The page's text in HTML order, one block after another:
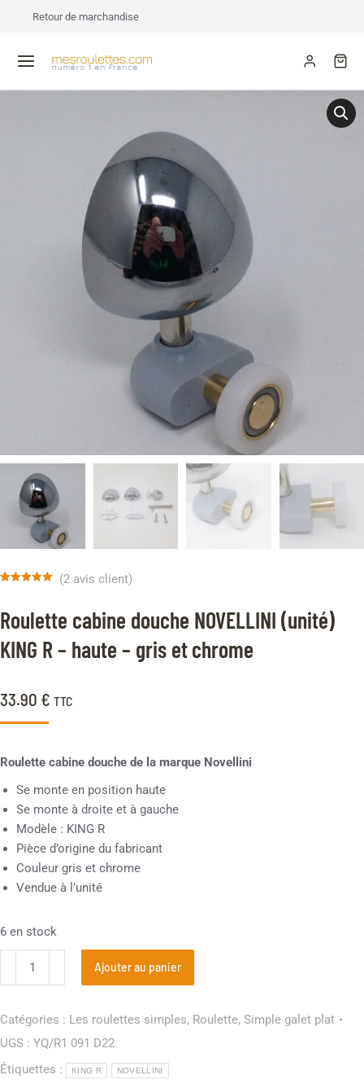
Retour de marchandise
Roulette cabine douche NOVELLINI (unité)
KING R – haute – gris et chrome
33.90 € TTC
sur
notations
(2avis client)
Roulette cabine douche de la marque Novellini
Se monte en position haute
Se monte à droite et à gauche
Modèle : KING R
Pièce d’origine du fabricant
Couleur gris et chrome
Vendue à l’unité
6 en stock
Ajouter au panier
Catégories : Les roulettes simples, Roulette, Simple galet plat
UGS : YQ/R1 091 D22
Étiquettes :
KING R NOVELLINI